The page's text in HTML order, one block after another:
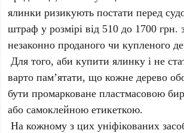
ялинки ризикують постати перед
штраф у розмірі від 510 до 1700 грн.
незаконно проданого чи купленого
Для того, аби купити ялинку і не
варто пам’ятати, що кожне дерево
бути промарковане пластмасовою
або самоклейною етикеткою.
На кожному з цих уніфікованих